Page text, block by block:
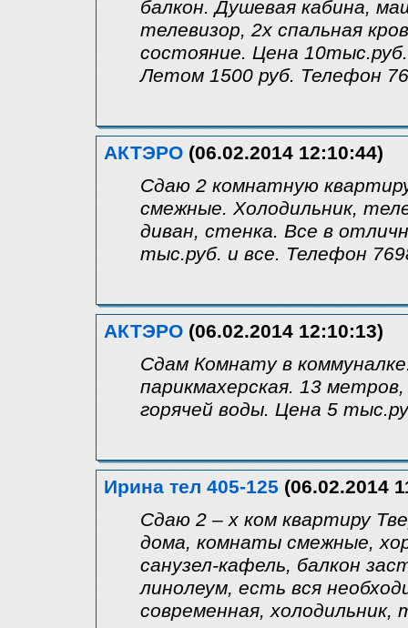
балкон. Душевая кабина,
телевизор, 2х спальная
состояние. Цена
Летом 1500 руб. Телефон
АКТЭРО (06.02.2014 12:10:44)
Сдаю 2 комнатную
смежные. Холодильник,
диван, стенка. Все в
тыс.руб. и все. Телефон
АКТЭРО (06.02.2014 12:10:13)
Сдам Комнату в
парикмахерская. 13
горячей воды. Цена 5
Ирина тел 405-125 (06.02.2014
Сдаю 2 – х ком квартиру
дома, комнаты смежные,
санузел-кафель, балкон
линолеум, есть вся
современная,